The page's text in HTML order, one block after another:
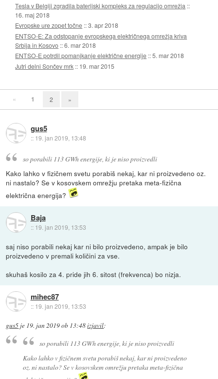
Tesla v Belgiji zgradila baterijski kompleks za regulacijo omrežja ::
16. maj 2018
Evropske ure zopet točne ::3. apr 2018
ENTSO-E: Za odstopanje evropskega električnega omrežja kriva
Srbija in Kosovo ::6. mar 2018
ENTSO-E potrdil pomanjkanje električne energije ::5. mar 2018
Jutri delni Sončev mrk :: 19. mar 2015
« 1 2 »
gus5
:: 19. jan 2019, 13:48
so porabili 113 GWh energije, ki je niso proizvedli
Kako lahko v fizičnem svetu porabiš nekaj, kar ni proizvedeno oz.
ni nastalo? Se v kosovskem omrežju pretaka meta-fizična
električna energija?
Baja
:: 19. jan 2019, 13:53
saj niso porabili nekaj kar ni bilo proizvedeno, ampak je bilo
proizvedeno v premali količini za vse.
skuhaš kosilo za 4. pride jih 6. sitost (frekvenca) bo nizja.
mihec87
:: 19. jan 2019, 13:53
gus5 je 19. jan 2019 ob 13:48izjavil:
so porabili 113 GWh energije, ki je niso proizvedli
Kako lahko v fizičnem svetu porabiš nekaj, kar ni proizvedeno
oz. ni nastalo? Se v kosovskem omrežju pretaka meta-fizična